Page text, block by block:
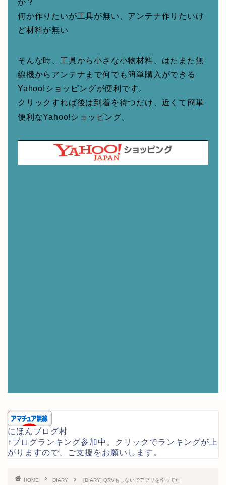
か？
何か作りたいが工具が無い、アンテナ作りたいけ
ど材料が無い
そんな時、工具から小さな小物材料、はたまた無
線機からアンテナまで何でも簡単購入ができる
Yahoo!ショッピングが便利です。
クリックすれば後は到着を待つだけ、近くて簡単
便利なYahoo!ショッピング。
にほんブログ村
↑ブログランキング参加中。クリックでランキングが上
がりますので、ご支援をお願いします。
HOME DIARY [DIARY] QRVもしないでアプリを作ってた